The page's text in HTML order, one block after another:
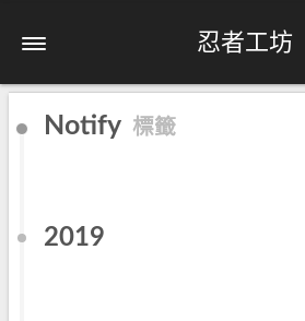
忍者工坊
Notify 標籤
2019